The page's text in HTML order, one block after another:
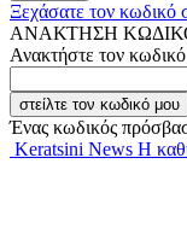
Ξεχάσατε τον κωδικό
ΑΝΑΚΤΗΣΗ
Ανακτήστε τον
Ένας κωδικός
Keratsini News Η